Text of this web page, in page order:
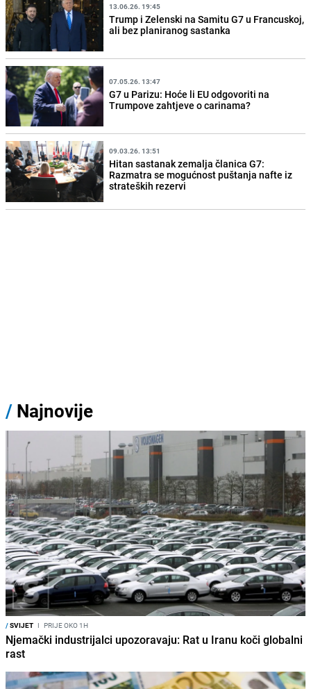
13.06.26. 19:45
Trump i Zelenski na Samitu G7 u Francuskoj,
ali bez planiranog sastanka
07.05.26. 13:47
G7 u Parizu: Hoće li EU odgovoriti na
Trumpove zahtjeve o carinama?
09.03.26. 13:51
Hitan sastanak zemalja članica G7:
Razmatra se mogućnost puštanja nafte iz
strateških rezervi
/ Najnovije
/SVIJET I PRIJE OKO 1H
Njemački industrijalci upozoravaju: Rat u Iranu koči globalni
rast